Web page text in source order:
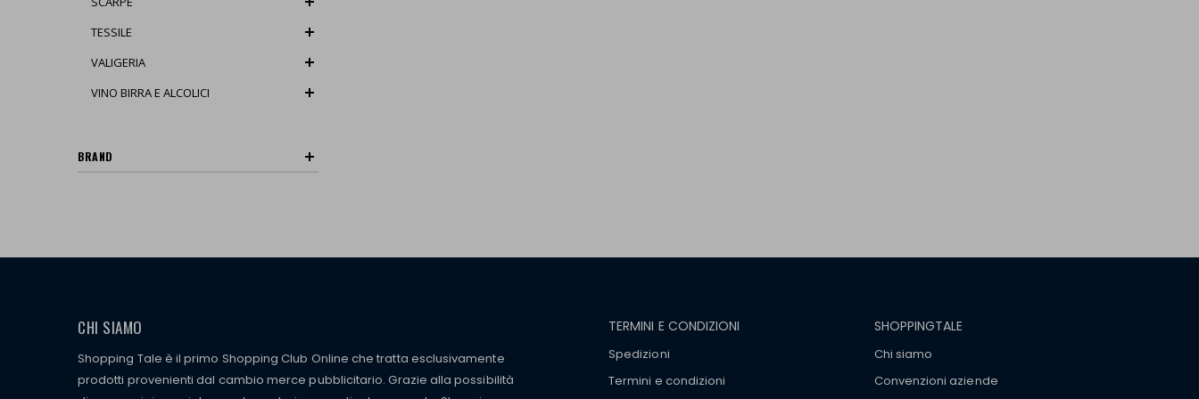
TESSILE
VALIGERIA
VINO BIRRA E ALCOLICI
BRAND
CHI SIAMO
Shopping Tale è il primo Shopping Club Online che tratta esclusivamente
prodotti provenienti dal cambio merce pubblicitario. Grazie alla possibilità
TERMINI E CONDIZIONI
Spedizioni
Termini e condizioni
SHOPPINGTALE
Chi siamo
Convenzioni aziende